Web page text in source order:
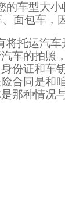
车型大
面包车，
托运汽
车的拍照
份证和车
合同是和
那种情况